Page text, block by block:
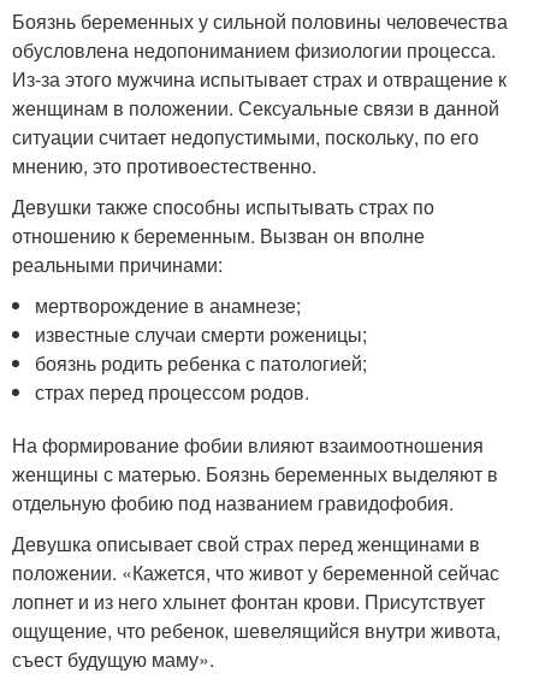
Боязнь беременных у сильной половины человечества
обусловлена недопониманием физиологии процесса.
Из-за этого мужчина испытывает страх и отвращение к
женщинам в положении. Сексуальные связи в данной
ситуации считает недопустимыми, поскольку, по его
мнению, это противоестественно.
Девушки также способны испытывать страх по
отношению к беременным. Вызван он вполне
реальными причинами:
мертворождение в анамнезе;
известные случаи смерти роженицы;
боязнь родить ребенка с патологией;
страх перед процессом родов.
На формирование фобии влияют взаимоотношения
женщины с матерью. Боязнь беременных выделяют в
отдельную фобию под названием гравидофобия.
Девушка описывает свой страх перед женщинами в
положении. «Кажется, что живот у беременной сейчас
лопнет и из него хлынет фонтан крови. Присутствует
ощущение, что ребенок, шевелящийся внутри живота,
съест будущую маму».